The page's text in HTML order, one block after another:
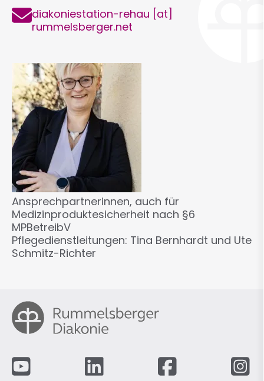
E-
Mail
diakoniestation-rehau [at]
rummelsberger.net
Ansprechpartnerinnen, auch für
Medizinproduktesicherheit nach §6
MPBetreibV
Pflegedienstleitungen: Tina Bernhardt und Ute
Schmitz-Richter
Fußzeile